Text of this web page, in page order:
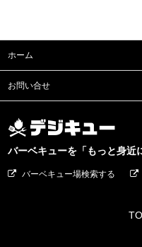
ホーム
お問い合せ
バーベキューを「もっと身近
バーベキュー場検索する